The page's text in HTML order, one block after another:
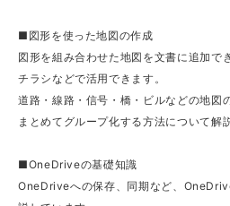
■図形を使った地図の作成
図形を組み合わせた地図を文書に追加で
チラシなどで活用できます。
道路・線路・信号・橋・ビルなどの地図
まとめてグループ化する方法について解
■OneDriveの基礎知識
OneDriveへの保存、同期など、